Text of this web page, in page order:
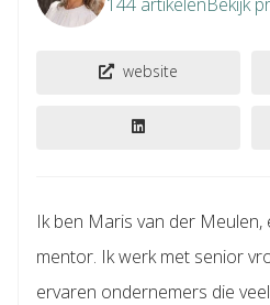
website
Ik ben Maris van der
mentor. Ik werk met senior
ervaren ondernemers die